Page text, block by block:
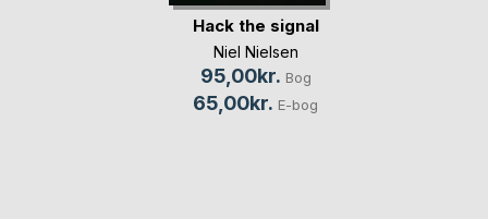
Hack the signal
Niel Nielsen
95,00kr. Bog
65,00kr. E-bog